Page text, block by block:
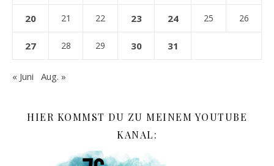
20 21 22 23 24 25 26
27 28 29 30 31
« Juni Aug. »
HIER KOMMST DU ZU MEINEM YOUTUBE
KANAL: